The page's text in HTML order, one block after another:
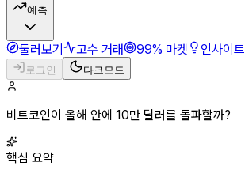
예측
둘러보기 고수 거래 99% 마켓 인사이트
로그인 다크모드
비트코인이 올해 안에 10만 달러를 돌파할까?
핵심 요약